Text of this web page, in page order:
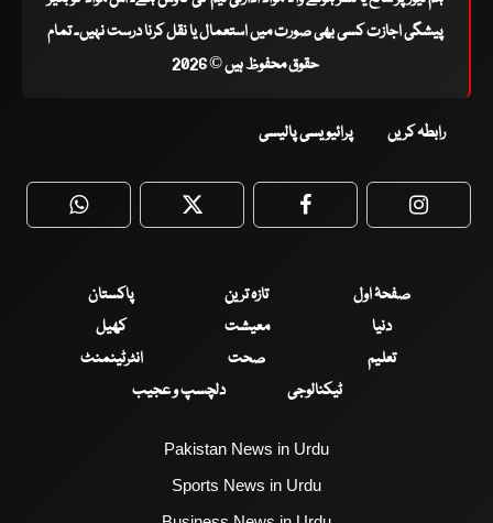
پیشگی اجازت کسی بھی صورت میں استعمال یا نقل کرنا درست نہیں۔ تمام
حقوق محفوظ ہیں © 2026
رابطہ کریں پرائیویسی پالیسی
WhatsApp Twitter Facebook
صفحۂ اول تازہ ترین
پاکستان
دنیا
معیشت
کھیل
تعلیم
صحت
انٹرٹینمنٹ
ٹیکنالوجی
دلچسپ و عجیب
Pakistan News in Urdu
Sports News in Urdu